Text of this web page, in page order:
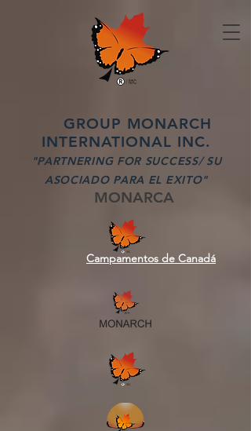
GROUP MONARCH
INTERNATIONAL INC.
"PARTNERING FOR SUCCESS/ SU
ASOCIADO PARA EL EXITO"
MONARCA
Campamentos de Canadá